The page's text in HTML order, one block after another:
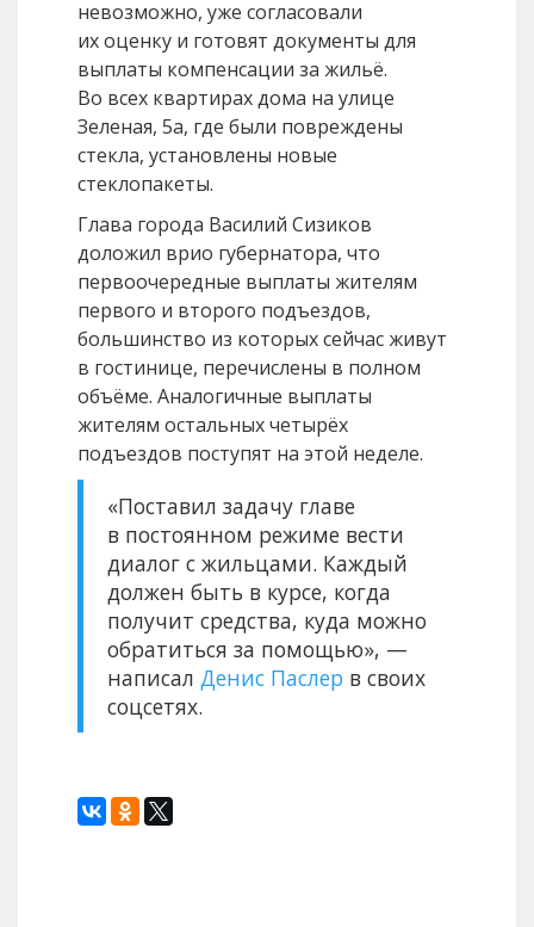
невозможно, уже согласовали
их оценку и готовят документы для
выплаты компенсации за жильё.
Во всех квартирах дома на улице
Зеленая, 5а, где были повреждены
стекла, установлены новые
стеклопакеты.
Глава города Василий Сизиков
доложил врио губернатора, что
первоочередные выплаты жителям
первого и второго подъездов,
большинство из которых сейчас живут
в гостинице, перечислены в полном
объёме. Аналогичные выплаты
жителям остальных четырёх
подъездов поступят на этой неделе.
«Поставил задачу главе
в постоянном режиме вести
диалог с жильцами. Каждый
должен быть в курсе, когда
получит средства, куда можно
обратиться за помощью», —
написал Денис Паслер в своих
соцсетях.